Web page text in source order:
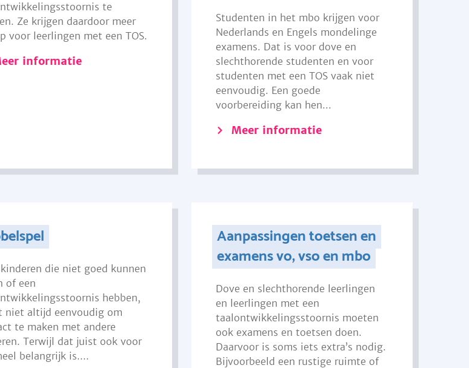
te
Ze krijgen daardoor meer
voor leerlingen met een TOS.
informatie
Studenten in het mbo krijgen voor
Nederlands en Engels mondelinge
examens. Dat is voor dove en
slechthorende studenten en voor
studenten met een TOS vaak niet
eenvoudig. Een goede
voorbereiding kan hen...
Meer informatie
die niet goed kunnen
of een
hebben,
niet altijd eenvoudig om
te maken met andere
Terwijl dat juist ook voor
belangrijk is....
Aanpassingen toetsen en
examens vo, vso en mbo
Dove en slechthorende leerlingen
en leerlingen met een
taalontwikkelingsstoornis moeten
ook examens en toetsen doen.
Daarvoor is soms iets extra’s nodig.
Bijvoorbeeld een rustige ruimte of